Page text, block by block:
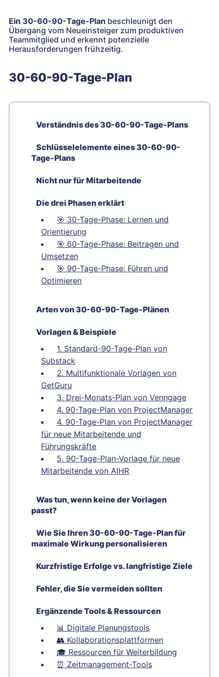
Ein 30-60-90-Tage-Plan beschleunigt den
Übergang vom Neueinsteiger zum produktiven
Teammitglied und erkennt potenzielle
Herausforderungen frühzeitig.
30-60-90-Tage-Plan
Verständnis des 30-60-90-Tage-Plans
Schlüsselelemente eines 30-60-90-
Tage-Plans
Nicht nur für Mitarbeitende
Die drei Phasen erklärt
🎯 30-Tage-Phase: Lernen und
Orientierung
🎯 60-Tage-Phase: Beitragen und
Umsetzen
🎯 90-Tage-Phase: Führen und
Optimieren
Arten von 30-60-90-Tage-Plänen
Vorlagen & Beispiele
1. Standard-90-Tage-Plan von
Substack
2. Multifunktionale Vorlagen von
GetGuru
3. Drei-Monats-Plan von Venngage
4. 90-Tage-Plan von ProjectManager
4. 90-Tage-Plan von ProjectManager
für neue Mitarbeitende und
Führungskräfte
5. 90-Tage-Plan-Vorlage für neue
Mitarbeitende von AIHR
Was tun, wenn keine der Vorlagen
passt?
Wie Sie Ihren 30-60-90-Tage-Plan für
maximale Wirkung personalisieren
Kurzfristige Erfolge vs. langfristige Ziele
Fehler, die Sie vermeiden sollten
Ergänzende Tools & Ressourcen
📊 Digitale Planungstools
👥 Kollaborationsplattformen
🎓 Ressourcen für Weiterbildung
⏰ Zeitmanagement-Tools